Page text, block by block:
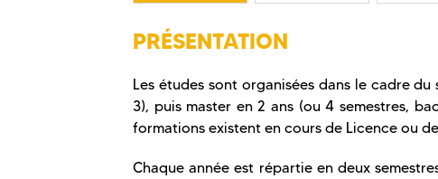
PRÉSENTATION
Les études sont organisées dans le cadre
3), puis master en 2 ans (ou 4 semestres,
formations existent en cours de Licence ou
Chaque année est répartie en deux